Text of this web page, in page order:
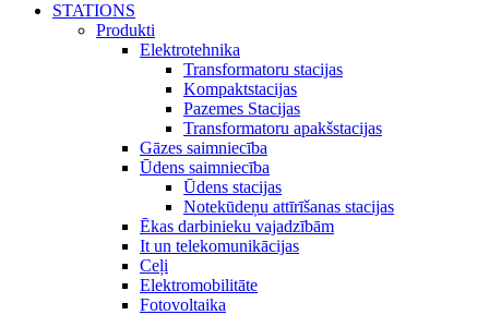
STATIONS
Produkti
Elektrotehnika
Transformatoru stacijas
Kompaktstacijas
Pazemes Stacijas
Transformatoru apakšstacijas
Gāzes saimniecība
Ūdens saimniecība
Ūdens stacijas
Notekūdeņu attīrīšanas stacijas
Ēkas darbinieku vajadzībām
It un telekomunikācijas
Ceļi
Elektromobilitāte
Fotovoltaika